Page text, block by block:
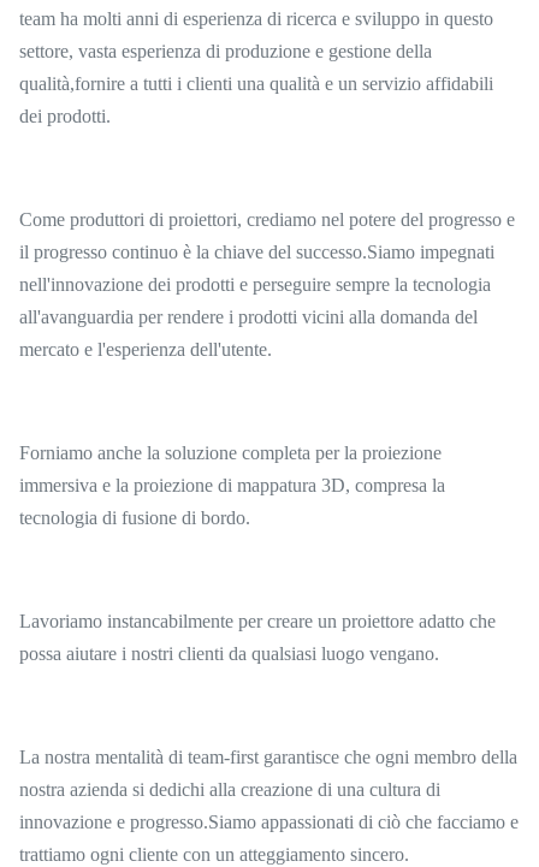
team ha molti anni di esperienza di ricerca e sviluppo in questo
settore, vasta esperienza di produzione e gestione della
qualità,fornire a tutti i clienti una qualità e un servizio affidabili
dei prodotti.
Come produttori di proiettori, crediamo nel potere del progresso e
il progresso continuo è la chiave del successo.Siamo impegnati
nell'innovazione dei prodotti e perseguire sempre la tecnologia
all'avanguardia per rendere i prodotti vicini alla domanda del
mercato e l'esperienza dell'utente.
Forniamo anche la soluzione completa per la proiezione
immersiva e la proiezione di mappatura 3D, compresa la
tecnologia di fusione di bordo.
Lavoriamo instancabilmente per creare un proiettore adatto che
possa aiutare i nostri clienti da qualsiasi luogo vengano.
La nostra mentalità di team-first garantisce che ogni membro della
nostra azienda si dedichi alla creazione di una cultura di
innovazione e progresso.Siamo appassionati di ciò che facciamo e
trattiamo ogni cliente con un atteggiamento sincero.